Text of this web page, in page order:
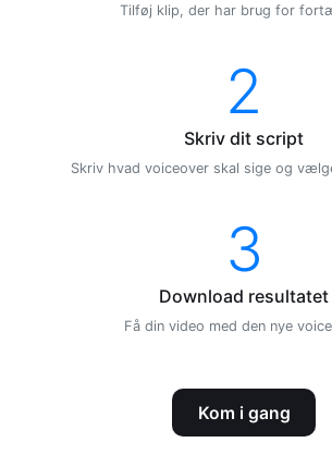
Tilføj klip, der har brug for
2
Skriv dit script
Skriv hvad voiceover skal sige og
3
Download resultatet
Få din video med den nye
Kom i gang